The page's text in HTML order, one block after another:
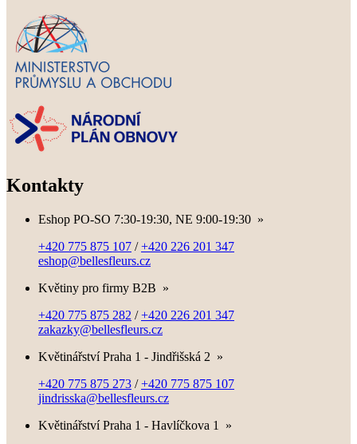
Kontakty
Eshop PO-SO 7:30-19:30, NE 9:00-19:30 »
+420 775 875 107 /+420 226 201 347
eshop@bellesfleurs.cz
Květiny pro firmy B2B »
+420 775 875 282 /+420 226 201 347
zakazky@bellesfleurs.cz
Květinářství Praha 1 - Jindřišská 2 »
+420 775 875 273 /+420 775 875 107
jindrisska@bellesfleurs.cz
Květinářství Praha 1 - Havlíčkova 1
»